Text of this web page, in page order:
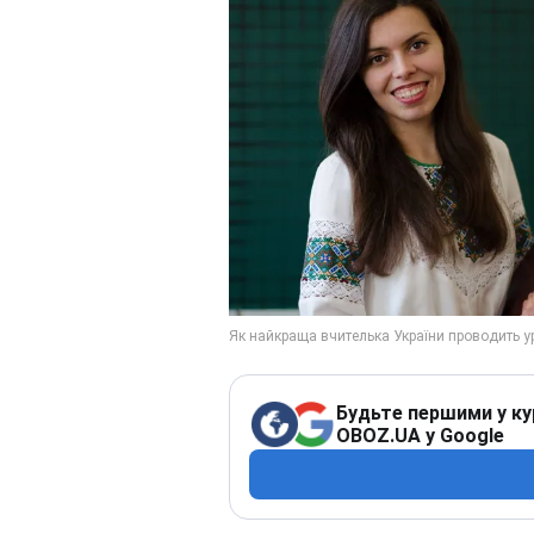
Будьте першими у
OBOZ.UA у Google